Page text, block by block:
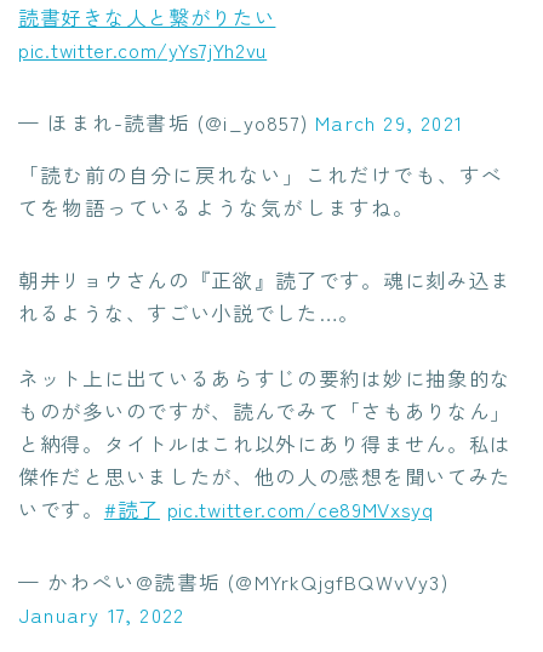
読書好きな人と繋がりたい
pic.twitter.com/yYs7jYh2vu
— ほまれ-読書垢 (@i_yo857) March 29, 2021
「読む前の自分に戻れない」これだけでも、すべ
てを物語っているような気がしますね。
朝井リョウさんの『正欲』読了です。魂に刻み込ま
れるような、すごい小説でした…。
ネット上に出ているあらすじの要約は妙に抽象的な
ものが多いのですが、読んでみて「さもありなん」
と納得。タイトルはこれ以外にあり得ません。私は
傑作だと思いましたが、他の人の感想を聞いてみた
いです。 #読了 pic.twitter.com/ce89MVxsyq
— かわぺい@読書垢 (@MYrkQjgfBQWvVy3)
January 17, 2022